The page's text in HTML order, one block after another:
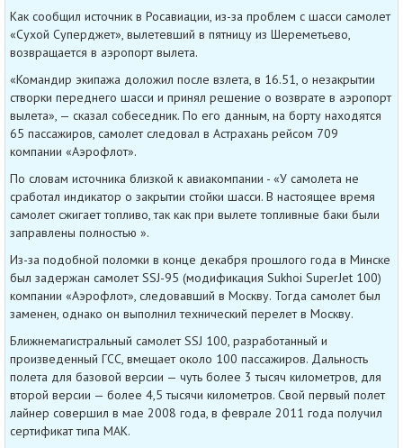
Как сообщил источник в Росавиации, из-за проблем с шасси самолет
«Сухой Суперджет», вылетевший в пятницу из Шереметьево,
возвращается в аэропорт вылета.
«Командир экипажа доложил после взлета, в 16.51, о незакрытии
створки переднего шасси и принял решение о возврате в аэропорт
вылета», — сказал собеседник. По его данным, на борту находятся
65 пассажиров, самолет следовал в Астрахань рейсом 709
компании «Аэрофлот».
По словам источника близкой к авиакомпании - «У самолета не
сработал индикатор о закрытии стойки шасси. В настоящее время
самолет сжигает топливо, так как при вылете топливные баки были
заправлены полностью ».
Из-за подобной поломки в конце декабря прошлого года в Минске
был задержан самолет SSJ-95 (модификация Sukhoi SuperJet 100)
компании «Аэрофлот», следовавший в Москву. Тогда самолет был
заменен, однако он выполнил технический перелет в Москву.
Ближнемагистральный самолет SSJ 100, разработанный и
произведенный ГСС, вмещает около 100 пассажиров. Дальность
полета для базовой версии — чуть более 3 тысяч километров, для
второй версии — более 4,5 тысячи километров. Свой первый полет
лайнер совершил в мае 2008 года, в феврале 2011 года получил
сертификат типа МАК.